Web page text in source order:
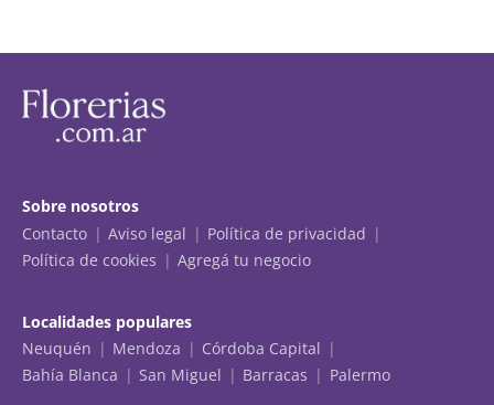
Sobre nosotros
Contacto
Aviso legal
Política de privacidad
Política de cookies
Agregá tu negocio
Localidades populares
Neuquén
Mendoza
Córdoba Capital
Bahía Blanca
San Miguel Barracas Palermo